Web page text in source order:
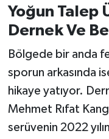
Yoğun Talep
Dernek Ve
Bölgede bir anda
sporun arkasında
hikaye yatıyor.
Mehmet Rıfat
serüvenin 2022